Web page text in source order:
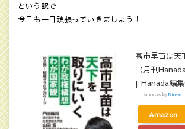
という訳で
今日も一日頑張っていきましょう！
高市早苗は天
（月刊
[ Hanada編
created byRinker
Amazon